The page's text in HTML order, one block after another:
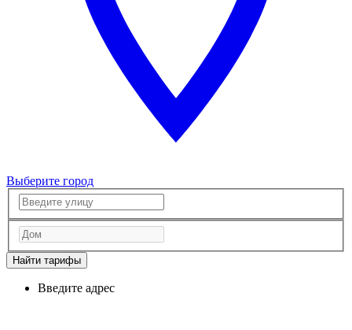
Выберите город
Найти тарифы
Введите адрес